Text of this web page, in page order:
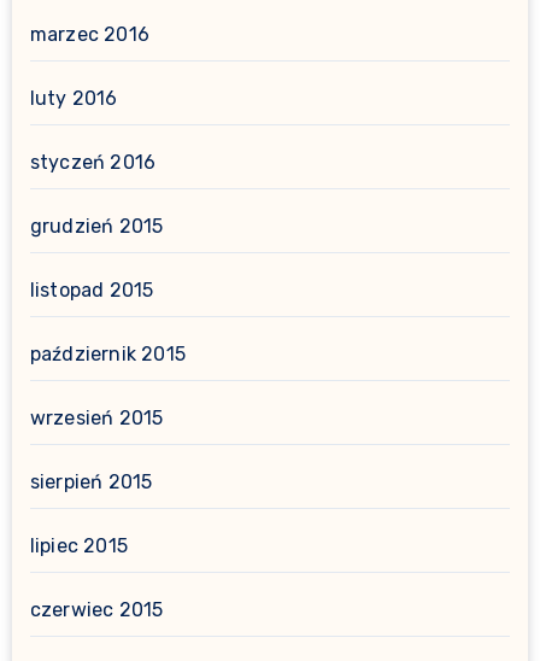
marzec 2016
luty 2016
styczeń 2016
grudzień 2015
listopad 2015
październik 2015
wrzesień 2015
sierpień 2015
lipiec 2015
czerwiec 2015